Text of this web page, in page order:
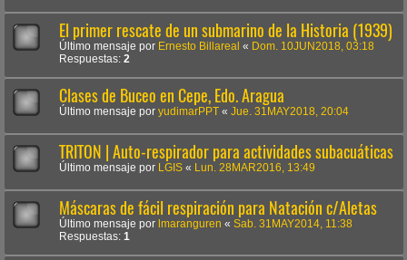
El primer rescate de un submarino de la Historia (1939)
Último mensaje por Ernesto Billareal « Dom. 10JUN2018, 03:18
Respuestas: 2
Clases de Buceo en Cepe, Edo. Aragua
Último mensaje por yudimarPPT « Jue. 31MAY2018, 20:04
TRITON | Auto-respirador para actividades subacuáticas
Último mensaje por LGIS « Lun. 28MAR2016, 13:49
Máscaras de fácil respiración para Natación c/Aletas
Último mensaje por lmaranguren « Sab. 31MAY2014, 11:38
Respuestas: 1